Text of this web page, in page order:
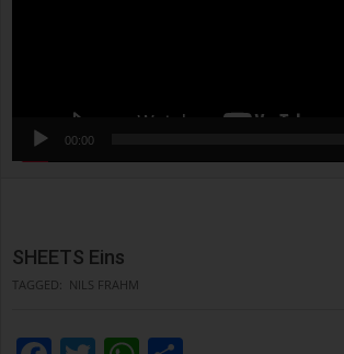
00:00
SHEETS Eins
TAGGED: NILS FRAHM